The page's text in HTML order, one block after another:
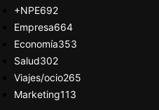
+NPE692
Empresa664
Economía353
Salud302
Viajes/ocio265
Marketing113